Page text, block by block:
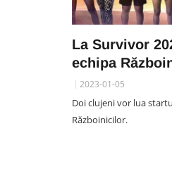
La Survivor
echipa
2023-01-05
Doi clujeni vor lua
Războinicilor.